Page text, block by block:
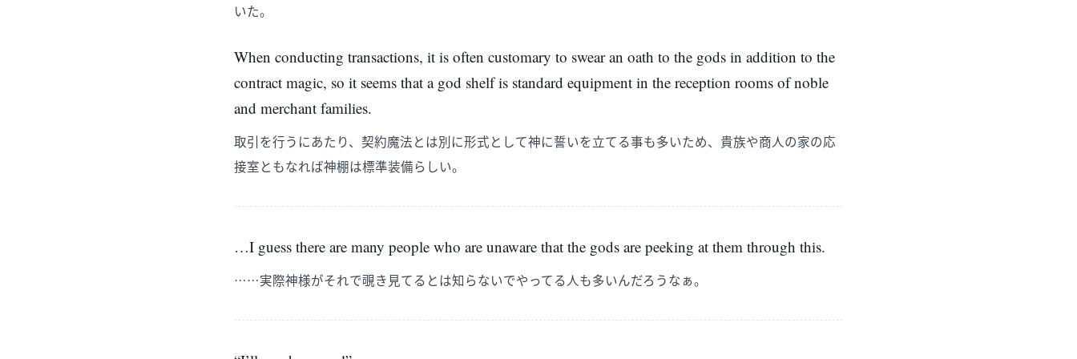
いた。
When conducting transactions, it is often customary to swear an oath to the gods in addition to the
contract magic, so it seems that a god shelf is standard equipment in the reception rooms of noble
and merchant families.
取引を行うにあたり、契約魔法とは別に形式として神に誓いを立てる事も多いため、貴族や商人の家の応
接室ともなれば神棚は標準装備らしい。
…I guess there are many people who are unaware that the gods are peeking at them through this.
……実際神様がそれで覗き見てるとは知らないでやってる人も多いんだろうなぁ。